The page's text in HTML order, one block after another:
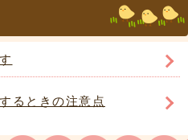
るときの注意点